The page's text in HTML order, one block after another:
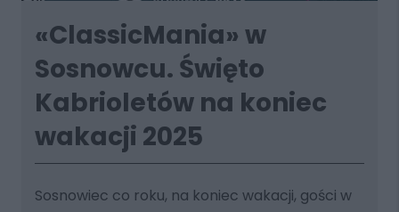
«ClassicMania» w
Sosnowcu. Święto
Kabrioletów na koniec
wakacji 2025
Sosnowiec co roku, na koniec wakacji, gości w